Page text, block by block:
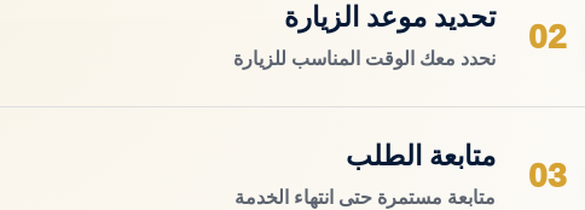
02
تحديد موعد الزيارة
نحدد معك الوقت المناسب للزيارة
03
متابعة الطلب
متابعة مستمرة حتى انتهاء الخدمة